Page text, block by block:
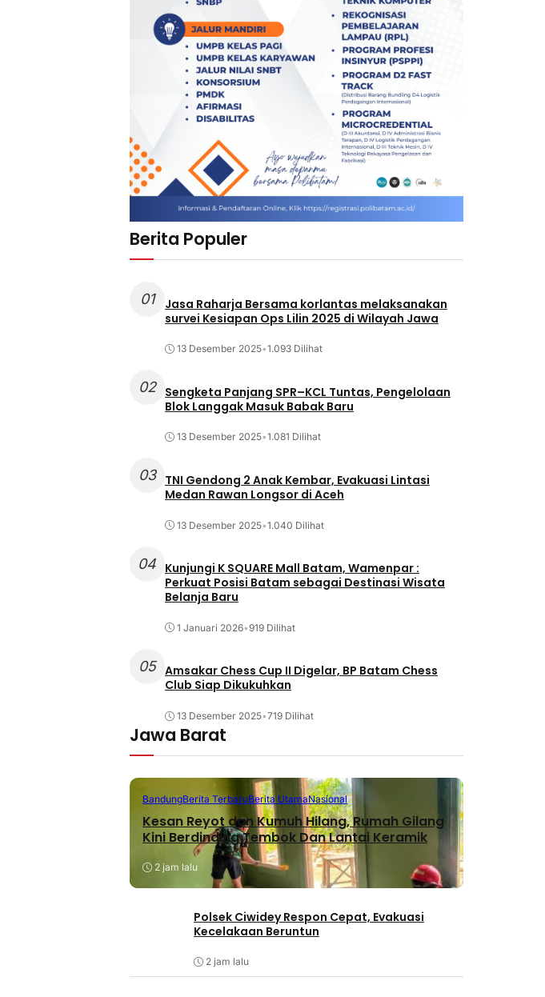
Berita Populer
01
Jasa Raharja Bersama korlantas melaksanakan
survei Kesiapan Ops Lilin 2025 di Wilayah Jawa
13 Desember 2025•1.093 Dilihat
02
Sengketa Panjang SPR–KCL Tuntas, Pengelolaan
Blok Langgak Masuk Babak Baru
13 Desember 2025•1.081 Dilihat
03
TNI Gendong 2 Anak Kembar, Evakuasi Lintasi
Medan Rawan Longsor di Aceh
13 Desember 2025•1.040 Dilihat
04 Kunjungi K SQUARE Mall Batam, Wamenpar :
Perkuat Posisi Batam sebagai Destinasi Wisata
Belanja Baru
1 Januari 2026•919 Dilihat
05 Amsakar Chess Cup II Digelar, BP Batam Chess
Club Siap Dikukuhkan
13 Desember 2025•719 Dilihat
Jawa Barat
BandungBerita TerbaruBerita UtamaNasional
Kesan Reyot dan Kumuh Hilang, Rumah Gilang
Kini Berdinding Tembok Dan Lantai Keramik
2 jam lalu
Polsek Ciwidey Respon Cepat, Evakuasi
Kecelakaan Beruntun
2 jam lalu